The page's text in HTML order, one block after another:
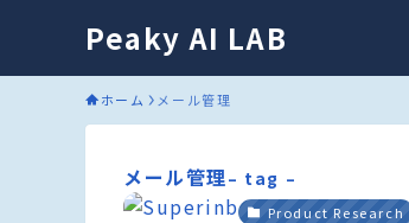
Peaky AI LAB
ホーム メール管理
メール管理– tag –
Product Research